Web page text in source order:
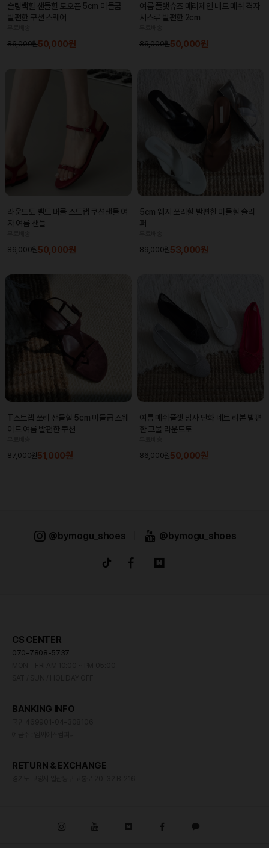
슬링백힐 샌들힐 토오픈 5cm 미들굽
발편한 쿠션 스퀘어
86,000원50,000원
여름 플랫슈즈 메리제인 네트 메쉬 격자
시스루 발편한 2cm
86,000원50,000원
라운드토 벨트 버클 스트랩 쿠션샌들 여
자 여름 샌들
86,000원50,000원
5cm 웨지 쪼리힐 발편한 미들힐 슬리
퍼
89,000원53,000원
T스트랩 쪼리 샌들힐 5cm 미들굽 스웨
이드 여름 발편한 쿠션
87,000원51,000원
여름 메쉬플랫 망사 단화 네트 리본 발편
한 그물 라운드토
86,000원50,000원
@bymogu_shoes @bymogu_shoes
CS CENTER
070-7808-5737
BANKING INFO
RETURN & EXCHANGE